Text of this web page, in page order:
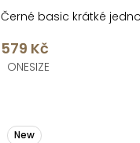
Černé basic krátké
579 Kč
ONESIZE
New